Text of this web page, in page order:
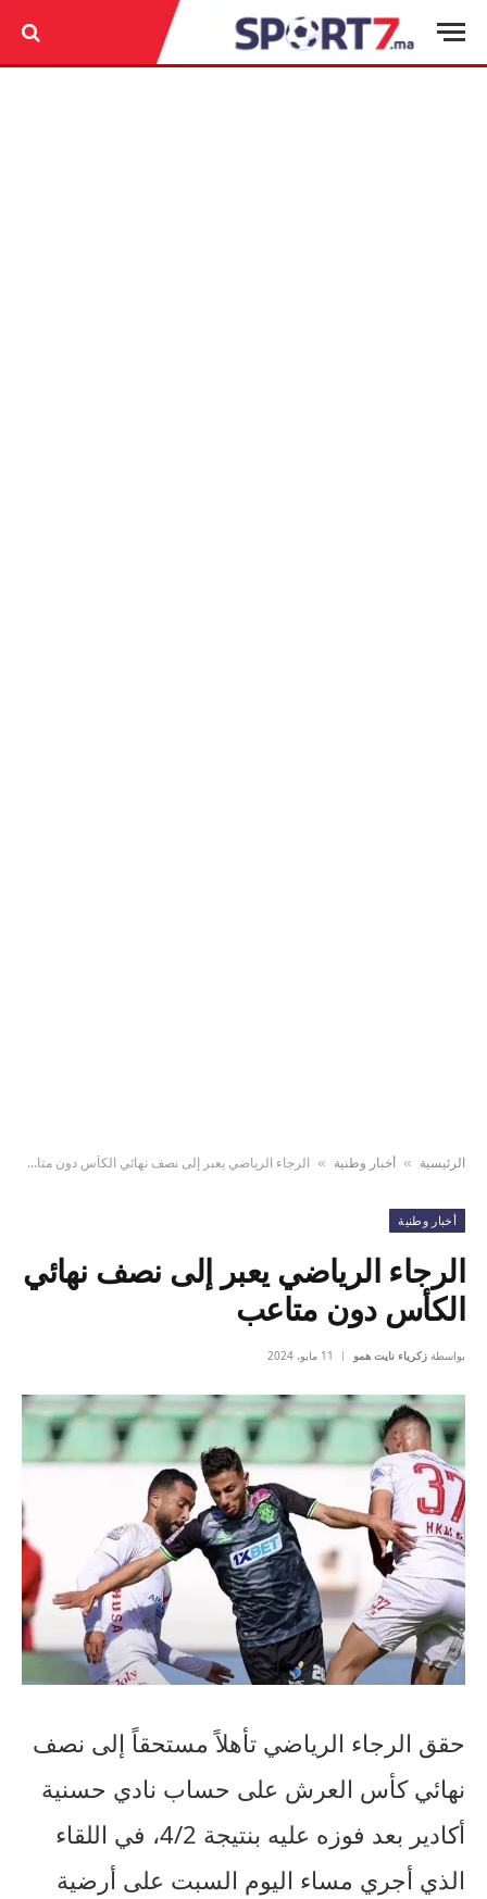
الرئيسية » أخبار وطنية » الرجاء الرياضي يعبر إلى نصف نهائي الكأس دون متاعب
أخبار وطنية
الرجاء الرياضي يعبر إلى نصف نهائي
الكأس دون متاعب
بواسطة زكرياء نايت همو 11 مايو، 2024
حقق الرجاء الرياضي تأهلاً مستحقاً إلى نصف
نهائي كأس العرش على حساب نادي حسنية
أكادير بعد فوزه عليه بنتيجة 4/2، في اللقاء
الذي أجري مساء اليوم السبت على أرضية